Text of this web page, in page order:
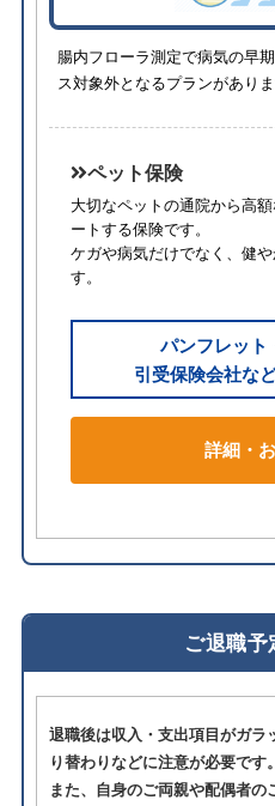
腸内フローラ測定で病気の早
ス対象外となるプランがありま
ペット保険
大切なペットの通院から高
ートする保険です。
ケガや病気だけでなく、健
す。
パンフレット
引受保険会社な
詳細・
ご退職予
退職後は収入・支出項目がガラ
り替わりなどに注意が必要です。
また、自身のご両親や配偶者の